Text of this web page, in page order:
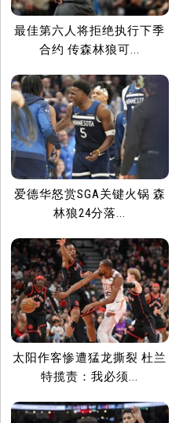
最佳第六人将拒绝执行下季
合约 传森林狼可...
爱德华怒赏SGA关键火锅 森
林狼24分落...
太阳作客惨遭猛龙撕裂 杜兰
特揽责：我必须...